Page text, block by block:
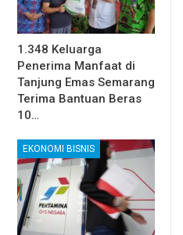
1.348 Keluarga
Penerima Manfaat di
Tanjung Emas Semarang
Terima Bantuan Beras
10…
EKONOMI BISNIS